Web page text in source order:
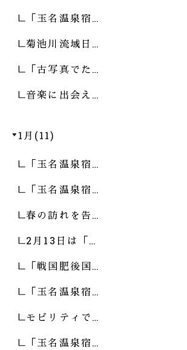
「玉名温泉宿…
菊池川流域日…
「古写真でた…
音楽に出会え…
1月(11)
「玉名温泉宿…
「玉名温泉宿…
春の訪れを告…
2月13日は「…
「戦国肥後国…
「玉名温泉宿…
モビリティで…
「玉名温泉宿…